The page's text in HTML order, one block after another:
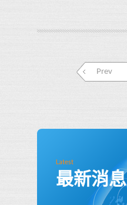
Prev
Latest
最新消息